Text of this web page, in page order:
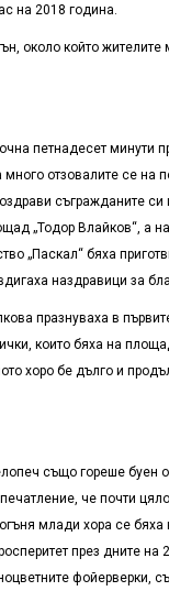
на 2018 година.
около който жителите
петнадесет минути
отзовалите се
съгражданите
„Тодор Влайков“, а
„Паскал“ бяха
наздравици за
празнуваха в
които бяха на
хоро бе дълго и
също гореше буен
че почти
млади хора се
през дните
фойерверки,